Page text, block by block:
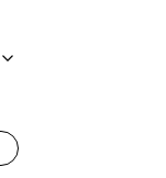
arrow_back_ios